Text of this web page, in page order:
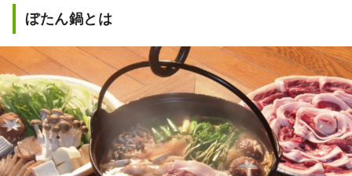
町並みを発見できるはずです。
ぼたん鍋とは